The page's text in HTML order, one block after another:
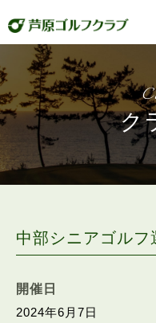
ホーム
海コース
湖コース
プレー予約
採用情報
ク
中部シニアゴルフ
開催日
2024年6月7日